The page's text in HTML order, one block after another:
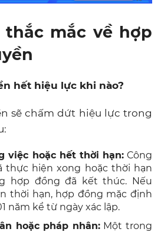
thắc mắc về hợp
hết hiệu lực khi nào?
sẽ chấm dứt hiệu lực trong
việc hoặc hết thời hạn:Công
thực hiện xong hoặc thời hạn
hợp đồng đã kết thúc. Nếu
thời hạn, hợp đồng mặc định
năm kể từ ngày xác lập.
hoặc pháp nhân:Một trong